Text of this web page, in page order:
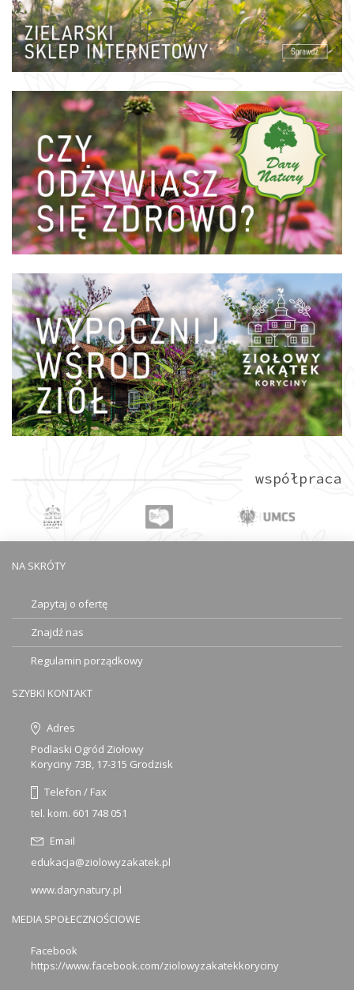
współpraca
NA SKRÓTY
Zapytaj o ofertę
Znajdź nas
Regulamin porządkowy
SZYBKI KONTAKT
Adres
Podlaski Ogród Ziołowy
Koryciny 73B, 17-315 Grodzisk
Telefon / Fax
tel. kom. 601 748 051
Email
edukacja@ziolowyzakatek.pl
www.darynatury.pl
MEDIA SPOŁECZNOŚCIOWE
Facebook
https://www.facebook.com/ziolowyzakatekkoryciny